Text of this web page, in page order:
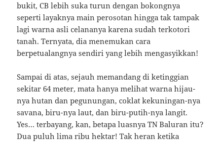
bukit, CB lebih suka turun dengan bokongnya
seperti layaknya main perosotan hingga tak tampak
lagi warna asli celananya karena sudah terkotori
tanah. Ternyata, dia menemukan cara
berpetualangnya sendiri yang lebih mengasyikkan!
Sampai di atas, sejauh memandang di ketinggian
sekitar 64 meter, mata hanya melihat warna hijau-
nya hutan dan pegunungan, coklat kekuningan-nya
savana, biru-nya laut, dan biru-putih-nya langit.
Yes… terbayang, kan, betapa luasnya TN Baluran itu?
Dua puluh lima ribu hektar! Tak heran ketika